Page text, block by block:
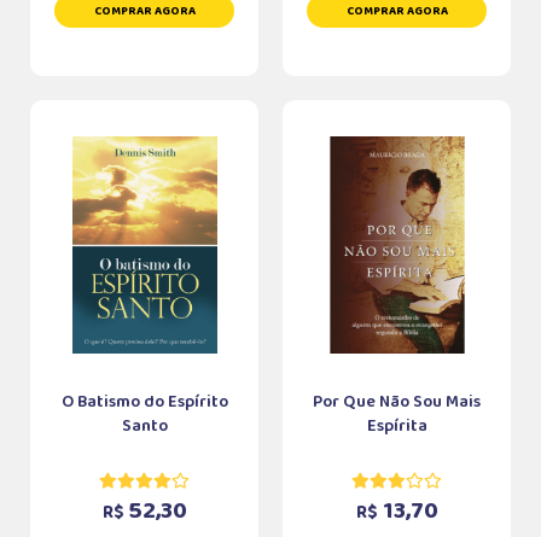
COMPRAR AGORA COMPRAR AGORA
O Batismo do Espírito
Santo
R$ 52,30
Por Que Não Sou Mais
Espírita
R$ 13,70